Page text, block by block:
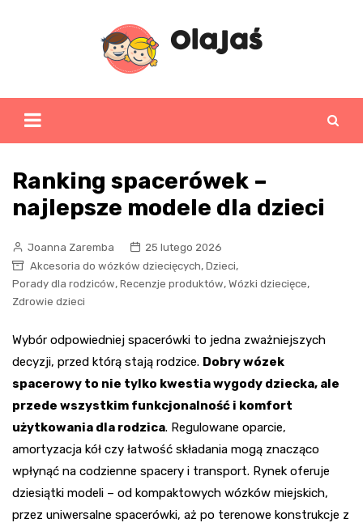
Ranking spacerówek –
najlepsze modele dla dzieci
Joanna Zaremba
25 lutego 2026
Akcesoria do wózków dziecięcych, Dzieci,
Porady dla rodziców, Recenzje produktów, Wózki dziecięce,
Zdrowie dzieci
Wybór odpowiedniej spacerówki to jedna zważniejszych
decyzji, przed którą stają rodzice. Dobry wózek
spacerowy to nie tylko kwestia wygody dziecka, ale
przede wszystkim funkcjonalność i komfort
użytkowania dla rodzica. Regulowane oparcie,
amortyzacja kół czy łatwość składania mogą znacząco
wpłynąć na codzienne spacery i transport. Rynek oferuje
dziesiątki modeli – od kompaktowych wózków miejskich,
przez uniwersalne spacerówki, aż po terenowe konstrukcje z